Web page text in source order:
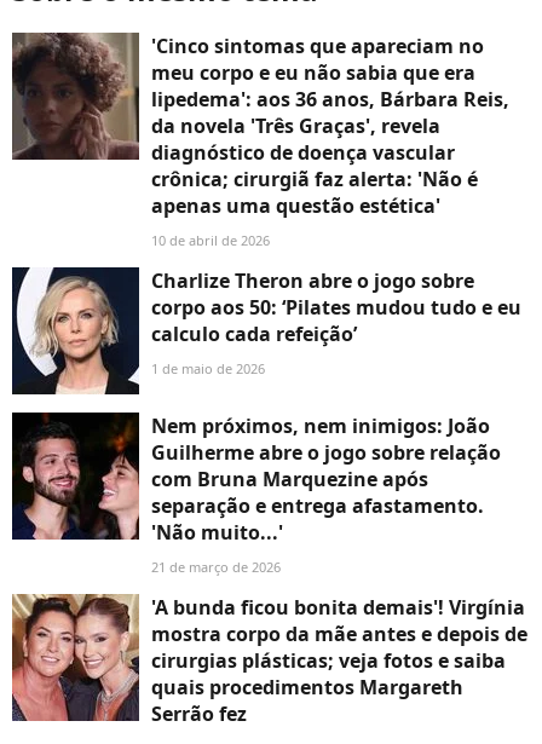
'Cinco sintomas que apareciam no
meu corpo e eu não sabia que era
lipedema': aos 36 anos, Bárbara Reis,
da novela 'Três Graças', revela
diagnóstico de doença vascular
crônica; cirurgiã faz alerta: 'Não é
apenas uma questão estética'
10 de abril de 2026
Charlize Theron abre o jogo sobre
corpo aos 50: ‘Pilates mudou tudo e eu
calculo cada refeição’
1 de maio de 2026
Nem próximos, nem inimigos: João
Guilherme abre o jogo sobre relação
com Bruna Marquezine após
separação e entrega afastamento.
'Não muito...'
21 de março de 2026
'A bunda ficou bonita demais'! Virgínia
mostra corpo da mãe antes e depois de
cirurgias plásticas; veja fotos e saiba
quais procedimentos Margareth
Serrão fez